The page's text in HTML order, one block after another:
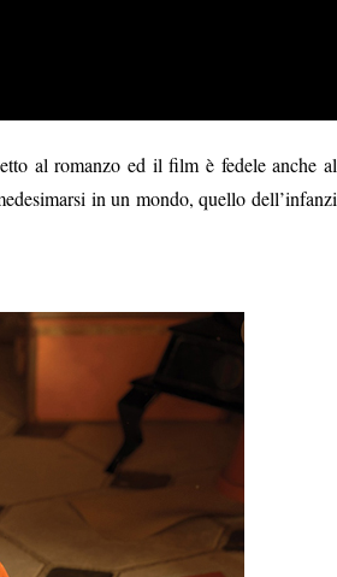
al romanzo ed il film è fedele anche
in un mondo, quello